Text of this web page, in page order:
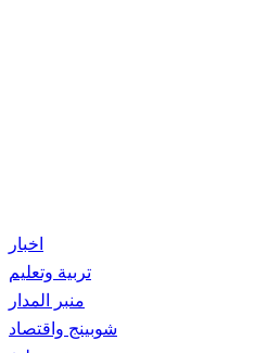
اخبار
تربية وتعليم
منبر المدار
شوبينج واقتصاد